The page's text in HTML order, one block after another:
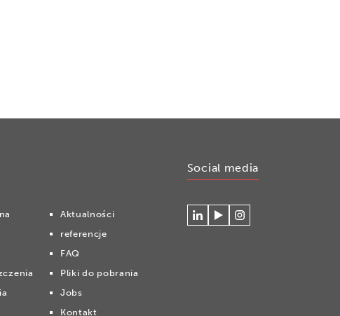
Aktualności
referencje
FAQ
Pliki do pobrania
Jobs
Kontakt
Social media
Connecteer
WatchVolg